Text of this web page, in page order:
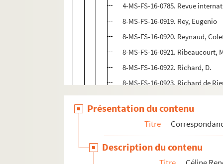
4-MS-FS-16-0785. Revue
8-MS-FS-16-0919. Rey, Eugenio
8-MS-FS-16-0920. Reynaud,
8-MS-FS-16-0921. Ribeaucourt,
8-MS-FS-16-0922. Richard, D.
8-MS-FS-16-0923. Richard de
4-MS-FS-16-0693. Richard, Paul
8-MS-FS-16-0925. Richard, V.
8-MS-FS-16-0927. Richebourg,
8-MS-FS-16-0928. Richer, Léon
Présentation du contenu
Titre
Description du contenu